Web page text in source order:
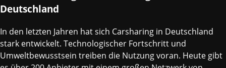
Deutschland
In den letzten Jahren hat sich Carsharing in Deutschland
stark entwickelt. Technologischer Fortschritt und
Umweltbewusstsein treiben die Nutzung voran. Heute gibt